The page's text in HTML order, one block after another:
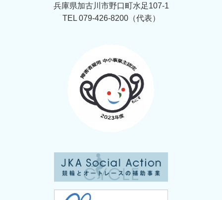
兵庫県加古川市野口町水足107-1
TEL 079-426-8200（代表）